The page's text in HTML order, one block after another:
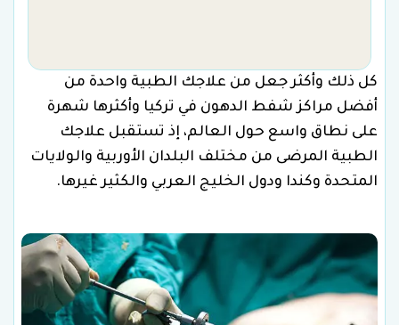
كل ذلك وأكثر جعل من علاجك الطبية واحدة من
أفضل مراكز شفط الدهون في تركيا وأكثرها شهرة
على نطاق واسع حول العالم، إذ تستقبل علاجك
الطبية المرضى من مختلف البلدان الأوربية والولايات
المتحدة وكندا ودول الخليج العربي والكثير غيرها.